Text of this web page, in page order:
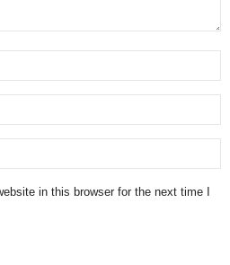
in this browser for the next time I